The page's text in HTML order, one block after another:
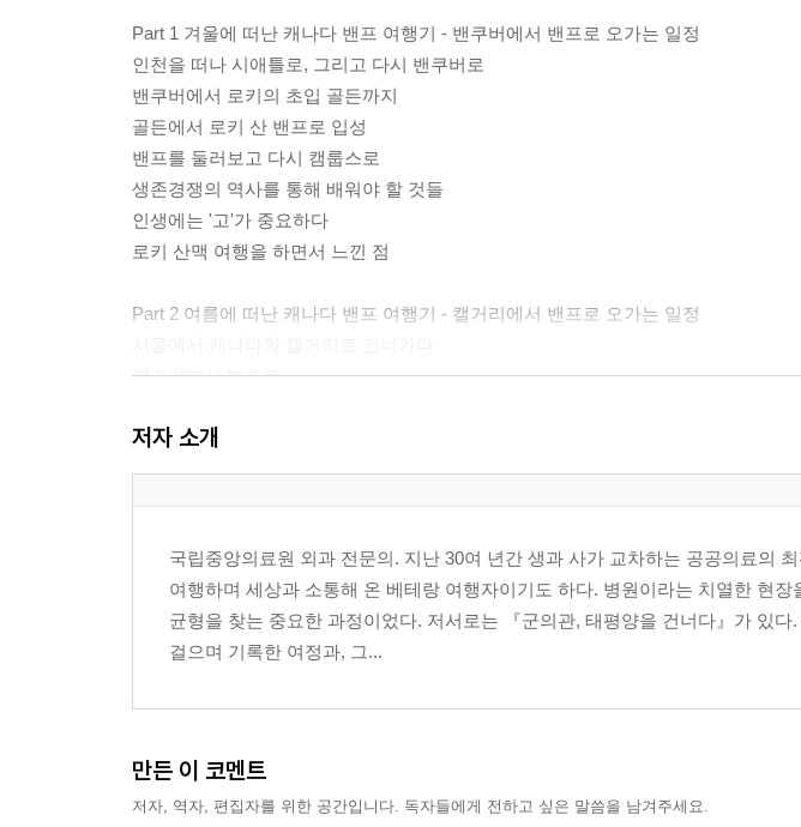
Part 1 겨울에 떠난 캐나다 밴프 여행기 - 밴쿠버에서 밴프로 오가는 일정
인천을 떠나 시애틀로, 그리고 다시 밴쿠버로
밴쿠버에서 로키의 초입 골든까지
골든에서 로키 산 밴프로 입성
밴프를 둘러보고 다시 캠룹스로
생존경쟁의 역사를 통해 배워야 할 것들
인생에는 '고'가 중요하다
로키 산맥 여행을 하면서 느낀 점
Part 2 여름에 떠난 캐나다 밴프 여행기 - 캘거리에서 밴프로 오가는 일정
캘거리에서 밴프로
에메랄드 호수, 애써배스카 폭포, 페이토 호수, 멀린 협곡, 그리고 캐나다 재스퍼까지
콜롬비아 대빙원에서 설상차를 타고, 레이크 루이스, 존스톤 캐니언, 밴프 시내 관광
감사의 글
작가 인터뷰
저자 소개
국립중앙의료원 외과 전문의. 지난 30여 년간 생과 사가 교차하는 공공의료의
여행하며 세상과 소통해 온 베테랑 여행자이기도 하다. 병원이라는 치열한 현
균형을 찾는 중요한 과정이었다. 저서로는 『군의관, 태평양을 건너다』가 있
걸으며 기록한 여정과, 그...
만든 이 코멘트
저자, 역자, 편집자를 위한 공간입니다. 독자들에게 전하고 싶은 말씀을 남겨주세요.